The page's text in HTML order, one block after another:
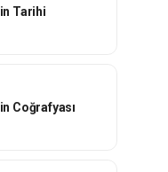
Tarihi
Coğrafyası